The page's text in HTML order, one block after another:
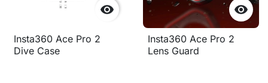

Insta360 Ace Pro 2
Dive Case

Insta360 Ace Pro 2
Lens Guard